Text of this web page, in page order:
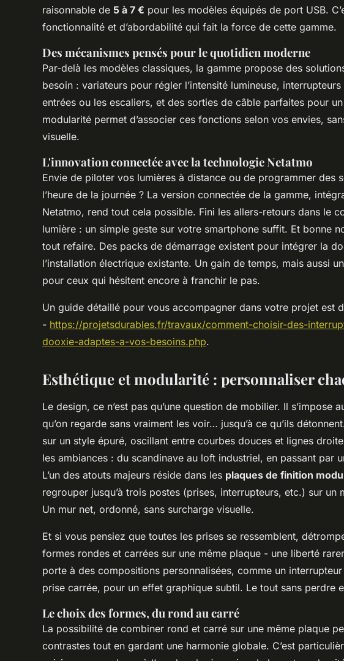
raisonnable de 5 à 7 € pour les modèles équipés de port USB.
fonctionnalité et d’abordabilité qui fait la force de cette gamme.
Des mécanismes pensés pour le quotidien moderne
Par-delà les modèles classiques, la gamme propose des
besoin : variateurs pour régler l’intensité lumineuse,
entrées ou les escaliers, et des sorties de câble parfaites pour
modularité permet d’associer ces fonctions selon vos envies,
visuelle.
L'innovation connectée avec la technologie Netatmo
Envie de piloter vos lumières à distance ou de programmer des
l’heure de la journée ? La version connectée de la gamme,
Netatmo, rend tout cela possible. Fini les allers-retours dans le
lumière : un simple geste sur votre smartphone suffit. Et bonne
tout refaire. Des packs de démarrage existent pour intégrer la
l’installation électrique existante. Un gain de temps, mais aussi
pour ceux qui hésitent encore à franchir le pas.
Un guide détaillé pour vous accompagner dans votre projet est
- https://projetsdurables.fr/travaux/comment-choisir-des-
dooxie-adaptes-a-vos-besoins.php.
Esthétique et modularité : personnaliser
Le design, ce n’est pas qu’une question de mobilier. Il s’impose
qu’on regarde sans vraiment les voir… jusqu’à ce qu’ils
sur un style épuré, oscillant entre courbes douces et lignes
les ambiances : du scandinave au loft industriel, en passant par
L’un des atouts majeurs réside dans les plaques de finition
regrouper jusqu’à trois postes (prises, interrupteurs, etc.) sur un
Un mur net, ordonné, sans surcharge visuelle.
Et si vous pensiez que toutes les prises se ressemblent,
formes rondes et carrées sur une même plaque - une liberté
porte à des compositions personnalisées, comme un
prise carrée, pour un effet graphique subtil. Le tout sans perdre
Le choix des formes, du rond au carré
La possibilité de combiner rond et carré sur une même plaque
contrastes tout en gardant une harmonie globale. C’est